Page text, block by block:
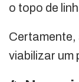
o topo de
viabilizar um